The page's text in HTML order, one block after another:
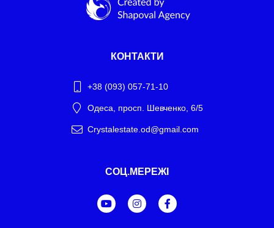
КОНТАКТИ
+38 (093) 057-71-10
Одеса, просп. Шевченко, 6/5
Crystalestate.od@gmail.com
СОЦ.МЕРЕЖІ